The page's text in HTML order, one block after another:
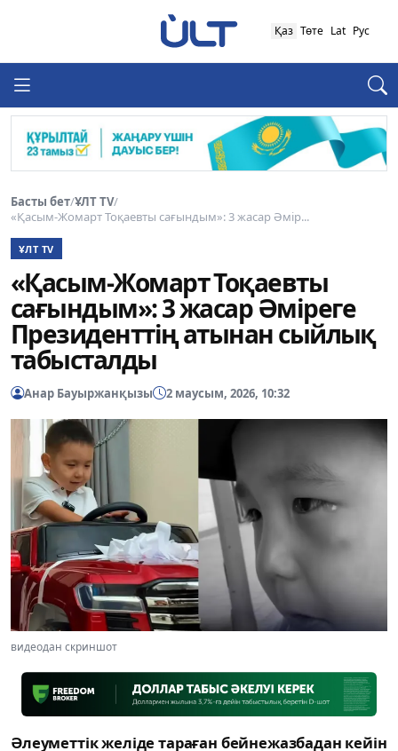
Қаз Төте Lat Рус
Басты бет/ҰЛТ TV/
«Қасым-Жомарт Тоқаевты сағындым»: 3 жасар Әмір...
ҰЛТ TV
«Қасым-Жомарт Тоқаевты
сағындым»: 3 жасар Әміреге
Президенттің атынан сыйлық
табысталды
Анар Бауыржанқызы 2 маусым, 2026, 10:32
видеодан скриншот
Әлеуметтік желіде тараған бейнежазбадан кейін